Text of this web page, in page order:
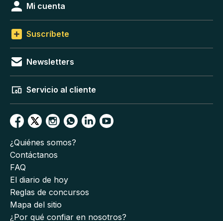
Mi cuenta
Suscríbete
Newsletters
Servicio al cliente
¿Quiénes somos?
Contáctanos
FAQ
El diario de hoy
Reglas de concursos
Mapa del sitio
¿Por qué confiar en nosotros?